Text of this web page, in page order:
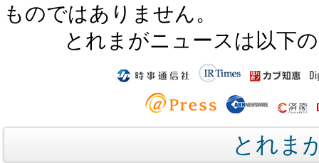
ものではありません。
とれまがニュースは以下
とれま